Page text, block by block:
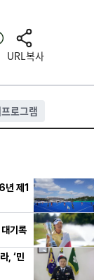
URL복사
로그램
제1
기록
, ‘민